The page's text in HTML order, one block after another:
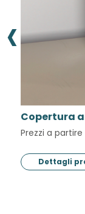
Copertura
Prezzi a partire
Dettagli
‹